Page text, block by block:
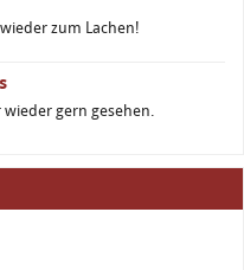
zum Lachen!
gern gesehen.